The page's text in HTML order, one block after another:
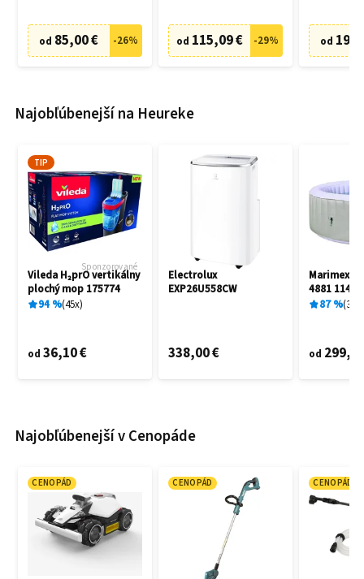
od 85,00 € -26% od 115,09 € -29% od
Najobľúbenejší na Heureke
TIP
Sponzorované
Vileda H₂prO vertikálny
plochý mop 175774
94% 45x
od 36,10 €
Electrolux
EXP26U558CW
338,00 €
Marimex
4881
87% 3
od
Najobľúbenejší v Cenopáde
CENOPÁD CENOPÁD CENOPÁD